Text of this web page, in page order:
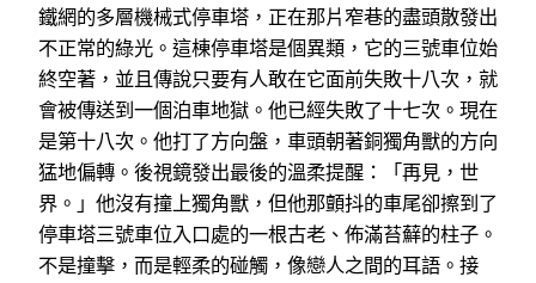
鐵網的多層機械式停車塔，正在那片窄巷的盡頭散發出
不正常的綠光。這棟停車塔是個異類，它的三號車位始
終空著，並且傳說只要有人敢在它面前失敗十八次，就
會被傳送到一個泊車地獄。他已經失敗了十七次。現在
是第十八次。他打了方向盤，車頭朝著銅獨角獸的方向
猛地偏轉。後視鏡發出最後的溫柔提醒：「再見，世
界。」他沒有撞上獨角獸，但他那顫抖的車尾卻擦到了
停車塔三號車位入口處的一根古老、佈滿苔蘚的柱子。
不是撞擊，而是輕柔的碰觸，像戀人之間的耳語。接